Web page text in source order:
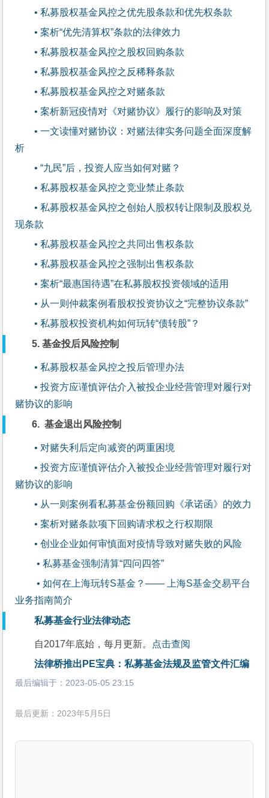
• 私募股权基金风控之优先股条款和优先权条款
• 案析“优先清算权”条款的法律效力
• 私募股权基金风控之股权回购条款
• 私募股权基金风控之反稀释条款
• 私募股权基金风控之对赌条款
• 案析新冠疫情对《对赌协议》履行的影响及对策
• 一文读懂对赌协议：对赌法律实务问题全面深度解
析
• “九民”后，投资人应当如何对赌？
• 私募股权基金风控之竞业禁止条款
• 私募股权基金风控之创始人股权转让限制及股权兑
现条款
• 私募股权基金风控之共同出售权条款
• 私募股权基金风控之强制出售权条款
• 案析“最惠国待遇”在私募股权投资领域的适用
• 从一则仲裁案例看股权投资协议之“完整协议条款”
• 私募股权投资机构如何玩转“债转股”？
5. 基金投后风险控制
• 私募股权基金风控之投后管理办法
• 投资方应谨慎评估介入被投企业经营管理对履行对
赌协议的影响
6. 基金退出风险控制
• 对赌失利后定向减资的两重困境
• 投资方应谨慎评估介入被投企业经营管理对履行对
赌协议的影响
• 从一则案例看私募基金份额回购《承诺函》的效力
• 案析对赌条款项下回购请求权之行权期限
• 创业企业如何审慎面对疫情导致对赌失败的风险
• 私募基金强制清算“四问四答”
• 如何在上海玩转S基金？—— 上海S基金交易平台
业务指南简介
私募基金行业法律动态
自2017年底始，每月更新。 点击查阅
法律桥推出PE宝典：私募基金法规及监管文件汇编
最后编辑于： 2023-05-05 23:15
最后更新：2023年5月5日